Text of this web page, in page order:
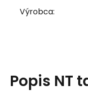
Výrobca:
Popis NT